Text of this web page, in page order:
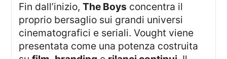
Fin dall’inizio,The Boys concentra il
proprio bersaglio sui grandi universi
cinematografici e seriali. Vought viene
presentata come una potenza costruita